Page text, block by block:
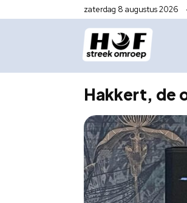
zaterdag 8 augustus 2026
Hakkert, de